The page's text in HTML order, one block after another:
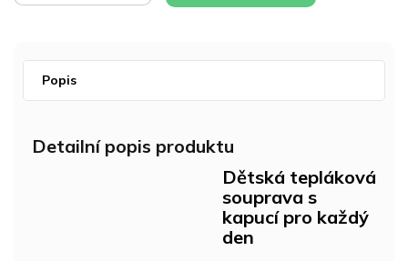
Popis
Detailní popis produktu
Dětská tepláková
souprava s
kapucí pro každý
den